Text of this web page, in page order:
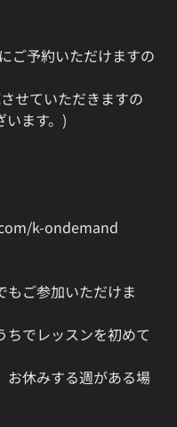
ご予約いただけますの
せていただきますの
います。)
k-ondemand
もご参加いただけま
ちでレッスンを初めて
お休みする週がある場